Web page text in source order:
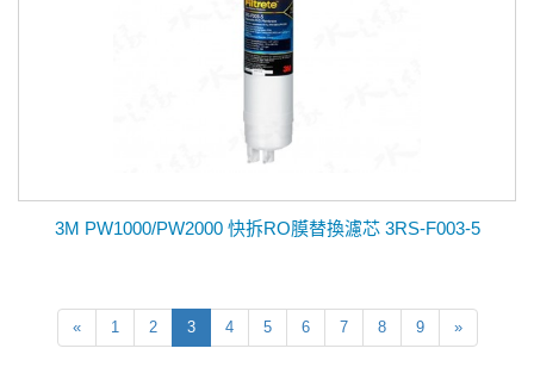
3M PW1000/PW2000 快拆RO膜替換濾芯 3RS-F003-5
« 1 2 3 4 5 6 7 8 9 »